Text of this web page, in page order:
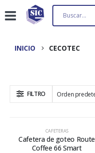
INICIO CECOTEC
FILTRO
CAFETERAS
Cafetera de goteo Route
Coffee 66 Smart